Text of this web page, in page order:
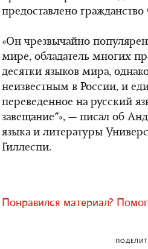
предоставлено
«Он чрезвычайно
мире, обладатель многих
десятки языков мира,
неизвестным в России, и
переведенное на русский
завещание"», — писал об
языка и литературы
Гиллеспи.
Понравился материал?